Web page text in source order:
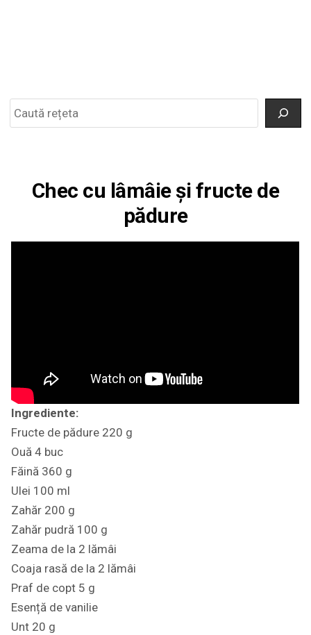
Chec cu lâmâie și fructe de
pădure
Ingrediente:
Fructe de pădure 220 g
Ouă 4 buc
Făină 360 g
Ulei 100 ml
Zahăr 200 g
Zahăr pudră 100 g
Zeama de la 2 lămâi
Coaja rasă de la 2 lămâi
Praf de copt 5 g
Esență de vanilie
Unt 20 g